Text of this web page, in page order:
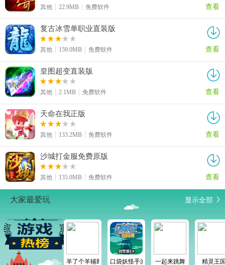
其他 22.9MB 免费软件 查看
复古冰雪单职业直装版
其他 159.0MB 免费软件 查看
皇图超变直装版
其他 2.1MB 免费软件 查看
天命在我正版
其他 133.2MB 免费软件 查看
沙城打金服免费原版
其他 135.0MB 免费软件 查看
大家最爱玩 显示全部
羊了个羊辅助器 口袋妖怪手游 一起来跳舞 精灵王